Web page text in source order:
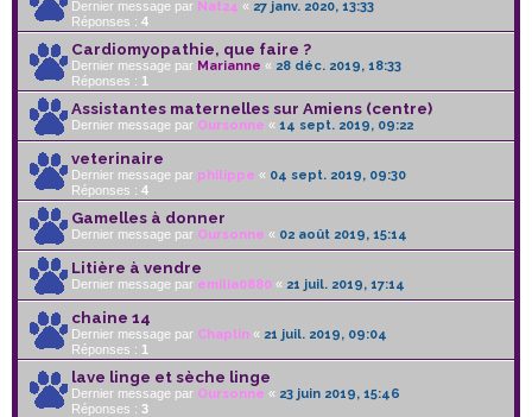
Dernier message par Nat24 « 27 janv. 2020, 13:33
Réponses : 4
Cardiomyopathie, que faire ?
Dernier message par Marianne « 28 déc. 2019, 18:33
Réponses : 1
Assistantes maternelles sur Amiens (centre)
Dernier message par Oursonne « 14 sept. 2019, 09:22
veterinaire
Dernier message par philippe « 04 sept. 2019, 09:30
Réponses : 4
Gamelles à donner
Dernier message par Oursonne « 02 août 2019, 15:14
Litière à vendre
Dernier message par emilia0880 « 21 juil. 2019, 17:14
chaine 14
Dernier message par Chaplin « 21 juil. 2019, 09:04
Réponses : 1
lave linge et sèche linge
Dernier message par Oursonne « 23 juin 2019, 15:46
Réponses : 3